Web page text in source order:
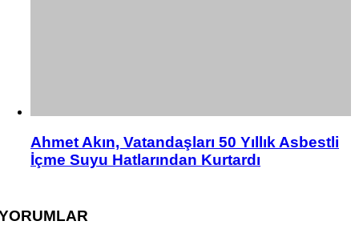
Ahmet Akın, Vatandaşları 50 Yıllık Asbestli
İçme Suyu Hatlarından Kurtardı